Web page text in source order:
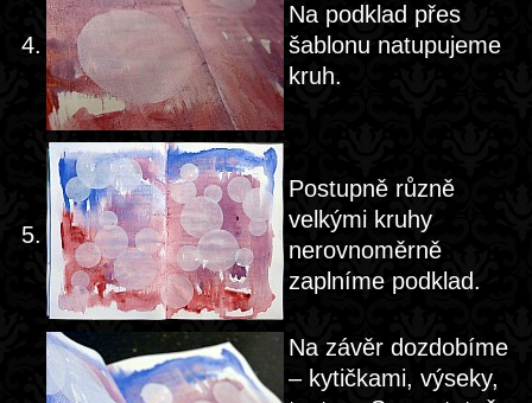
4.
Na podklad přes
šablonu natupujeme
kruh.
5.
Postupně různě
velkými kruhy
nerovnoměrně
zaplníme podklad.
Na závěr dozdobíme
– kytičkami, výseky,